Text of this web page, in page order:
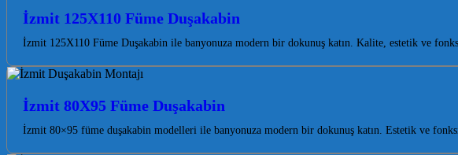
İzmit 125X110 Füme Duşakabin
İzmit 125X110 Füme Duşakabin ile banyonuza modern bir dokunuş katın. Kalite, estetik ve
İzmit 80X95 Füme Duşakabin
İzmit 80×95 füme duşakabin modelleri ile banyonuza modern bir dokunuş katın. Estetik ve